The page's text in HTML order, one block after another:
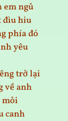
em ngủ
đìu hiu
phía đó
yêu
trở lại
về anh
mỏi
canh